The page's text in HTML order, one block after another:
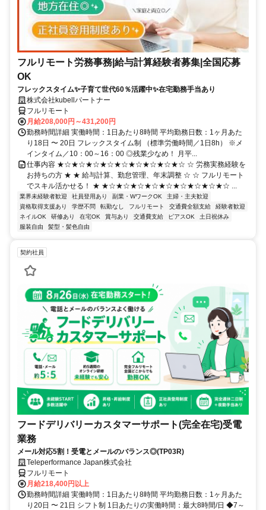
フルリモート労務事務|給与計算経験者募集|全国応募
OK
フレックスタイム✨子育て世代60％活躍中✨在宅勤務手当あり
株式会社kubellパートナー
フルリモート
月給208,000円～431,200円
勤務時間詳細 実働時間：1日あたり8時間 平均勤務日数：1ヶ月あた
り18日 〜 20日 フレックスタイム制 （標準労働時間／1日8h） ※メ
インタイム／10：00～16：00 ◎残業少なめ！ 月平...
仕事内容 ★☆★☆★☆★☆★☆★☆★☆★☆★☆ ☆ 労務実務経験を
お持ちの方 ★ ★ 給与計算、勤怠管理、年末調整 ☆ ☆ フルリモート
でスキル活かせる！ ★ ★☆★☆★☆★☆★☆★☆★☆★☆★☆ ...
業界未経験者歓迎 社員登用あり 副業・WワークOK
主婦・主夫歓迎
資格取得支援あり
学歴不問 転勤なし フルリモート 交通費全額支給
経験者歓迎
ネイルOK
研修あり 在宅OK 賞与あり 交通費支給 ピアスOK
土日祝休み
服装自由
髪型・髪色自由
契約社員
フードデリバリーカスタマーサポート(完全在宅)受電
業務
メール対応5割！受電とメールのバランス◎(TP03R)
Teleperformance Japan株式会社
フルリモート
月給218,400円以上
勤務時間詳細 実働時間：1日あたり8時間 平均勤務日数：1ヶ月あた
り20日 〜 21日 シフト制 1日あたりの実働時間：最大8時間/日 ◆7～